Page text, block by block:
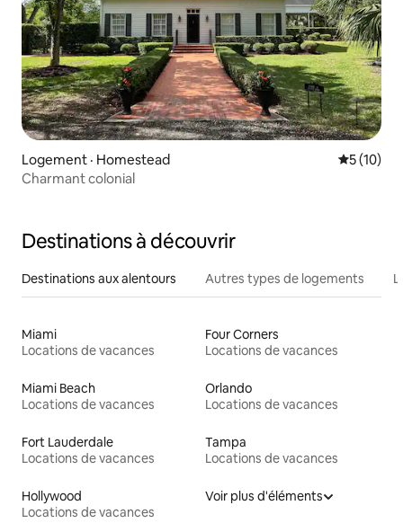
Logement · Homestead Note
5 (10)
Charmant colonial
Destinations à découvrir
Destinations aux alentours Autres types de logements
Miami
Locations de vacances
Four Corners
Locations de vacances
Miami Beach
Locations de vacances
Orlando
Locations de vacances
Fort Lauderdale
Locations de vacances
Tampa
Locations de vacances
Hollywood
Locations de vacances
Voir plus d'éléments